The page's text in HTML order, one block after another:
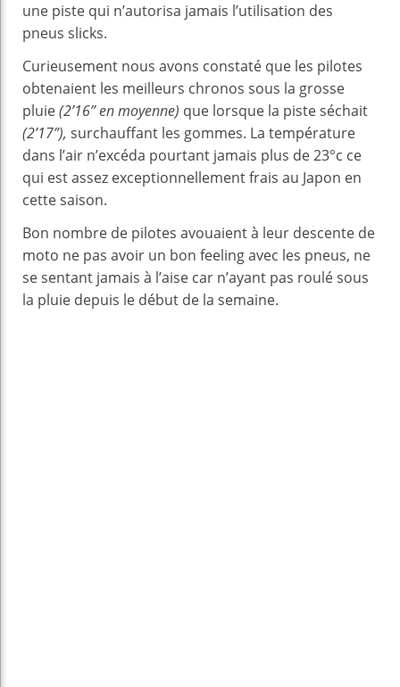
une piste qui n’autorisa jamais l’utilisation des
pneus slicks.
Curieusement nous avons constaté que les pilotes
obtenaient les meilleurs chronos sous la grosse
pluie(2’16” en moyenne) que lorsque la piste séchait
(2’17”), surchauffant les gommes. La température
dans l’air n’excéda pourtant jamais plus de 23°c ce
qui est assez exceptionnellement frais au Japon en
cette saison.
Bon nombre de pilotes avouaient à leur descente de
moto ne pas avoir un bon feeling avec les pneus, ne
se sentant jamais à l’aise car n’ayant pas roulé sous
la pluie depuis le début de la semaine.